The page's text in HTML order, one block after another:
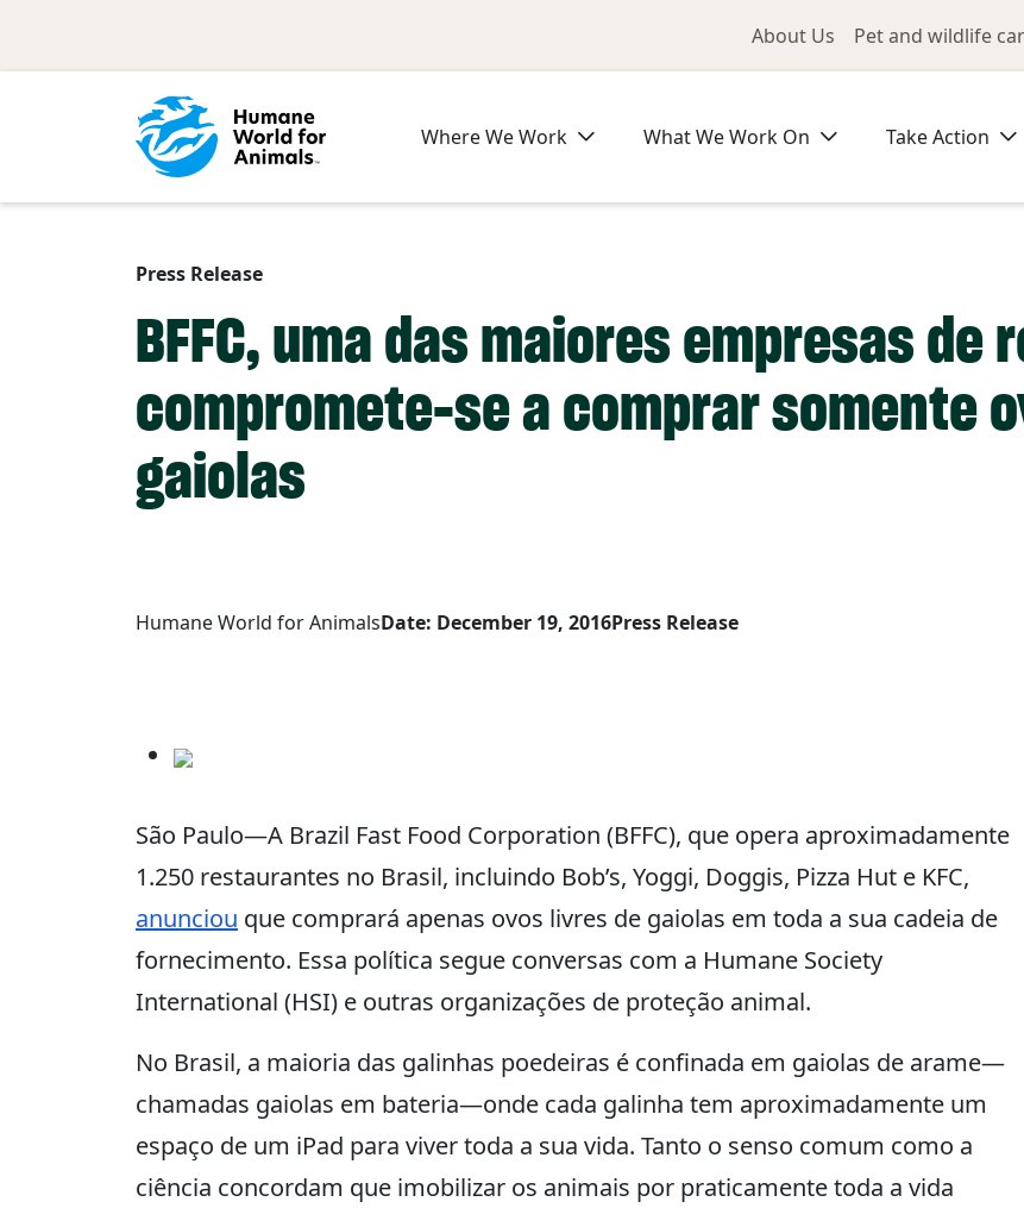
Utility
About Us Pet and wildlife
Where We Work What We Work On Take Action
Press Release
BFFC, uma das maiores empresas
compromete-se a comprar somente
gaiolas
Humane World for AnimalsDate: December 19, 2016Press Release
São Paulo—A Brazil Fast Food Corporation (BFFC), que opera aproximadamente
1.250 restaurantes no Brasil, incluindo Bob’s, Yoggi, Doggis, Pizza Hut e KFC,
anunciou que comprará apenas ovos livres de gaiolas em toda a sua cadeia de
fornecimento. Essa política segue conversas com a Humane Society
International (HSI) e outras organizações de proteção animal.
No Brasil, a maioria das galinhas poedeiras é confinada em gaiolas de arame—
chamadas gaiolas em bateria—onde cada galinha tem aproximadamente um
espaço de um iPad para viver toda a sua vida. Tanto o senso comum como a
ciência concordam que imobilizar os animais por praticamente toda a vida